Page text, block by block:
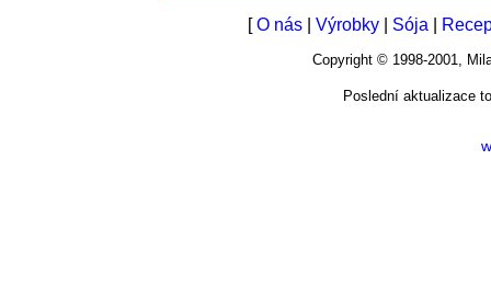
[O nás Výrobky Sója
Copyright © 1998-2001,
Poslední aktualizace